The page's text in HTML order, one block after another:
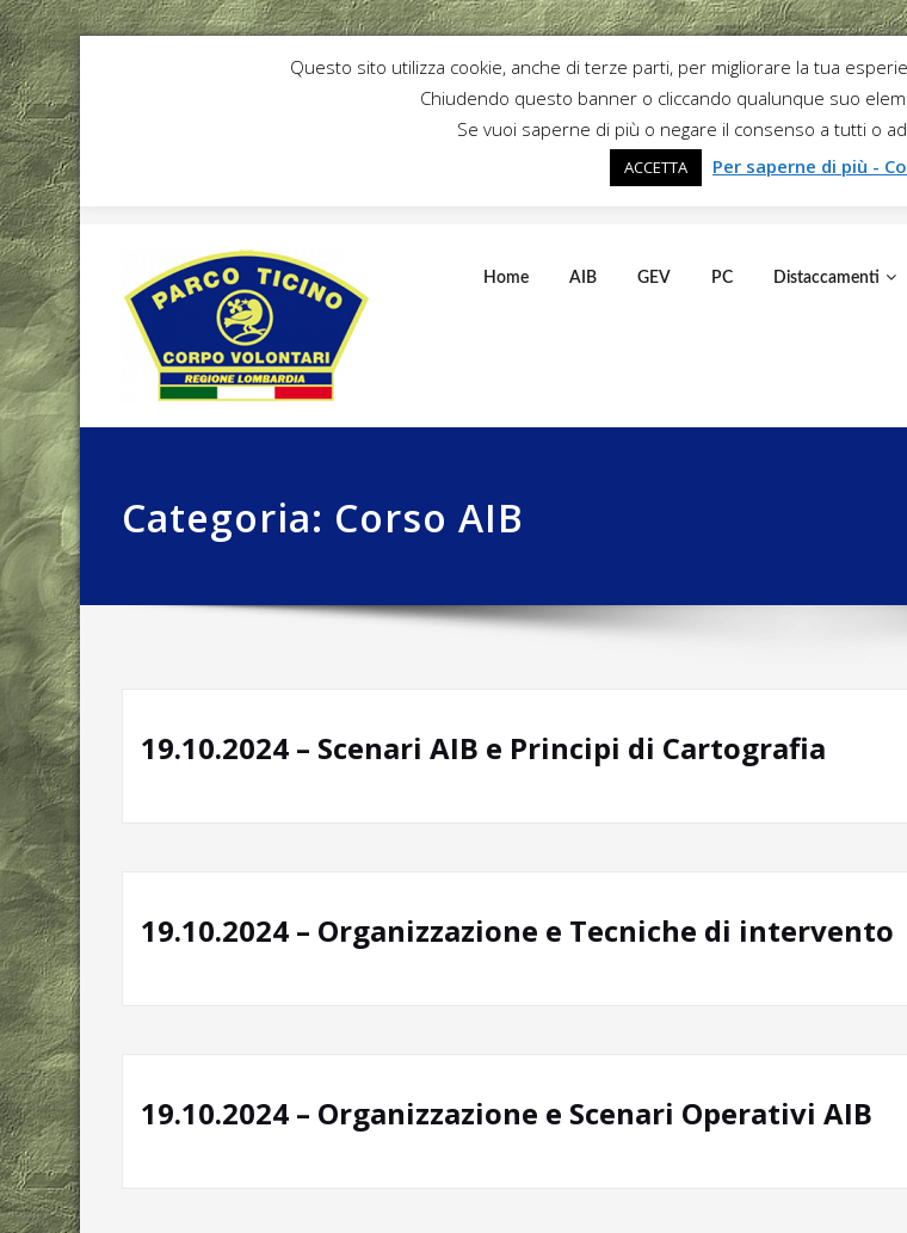
Home AIB GEV PC Distaccamenti
Categoria: Corso AIB
19.10.2024 – Scenari AIB e Principi di Cartografia
19.10.2024 – Organizzazione e Tecniche di intervento
19.10.2024 – Organizzazione e Scenari Operativi AIB
Questo sito utilizza cookie, anche di terze parti, per migliorare la tua
Chiudendo questo banner o cliccando qualunque suo
Se vuoi saperne di più o negare il consenso a tutti o
ACCETTA Per saperne di più -